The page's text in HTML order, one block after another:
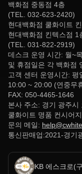
백화점 중동점 4층
(TEL. 032-623-2420)
현대백화점 쿨화이트
현대백화점 킨텍스점 1
(TEL. 031-822-2919)
데스크 운영 시간: 월~
및 휴점일은 각 백화점
고객 센터 운영시간:
10:00 ~ 20:00 (연중무
FAX: 050-4465-1646
본사 주소: 경기 광주시
쿨화이트 명품 컨시어
문의 메일:
통신판매업:2021-경기
KB 에스크로(